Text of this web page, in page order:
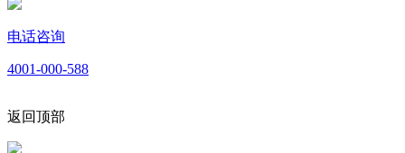
电话咨询
4001-000-588
返回顶部